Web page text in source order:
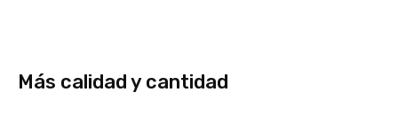
Más calidad y cantidad